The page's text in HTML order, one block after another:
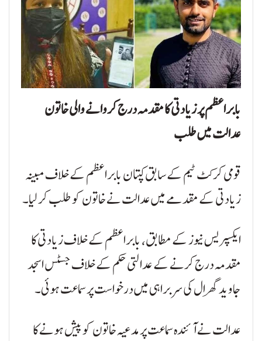
بابراعظم پر زیادتی کا مقدمہ درج کروانے والی خاتون
عدالت میں طلب
قومی کرکٹ ٹیم کے سابق کپتان بابراعظم کے خلاف مبینہ
زیادتی کے مقدمے میں عدالت نے خاتون کو طلب کر لیا۔
ایکسپریس نیوز کے مطابق، بابراعظم کے خلاف زیادتی کا
مقدمہ درج کرنے کے عدالتی حکم کے خلاف جسٹس اسجد
جاوید گھرال کی سربراہی میں درخواست پر سماعت ہوئی۔
عدالت نے آئندہ سماعت پر مدعیہ خاتون کو پیش ہونے کا